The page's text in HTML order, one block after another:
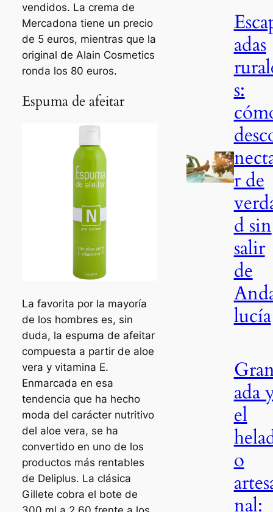
vendidos. La crema de
Mercadona tiene un precio
de 5 euros, mientras que la
original de Alain Cosmetics
ronda los 80 euros.
Espuma de afeitar
La favorita por la mayoría
de los hombres es, sin
duda, la espuma de afeitar
compuesta a partir de aloe
vera y vitamina E.
Enmarcada en esa
tendencia que ha hecho
moda del carácter nutritivo
del aloe vera, se ha
convertido en uno de los
productos más rentables
de Deliplus. La clásica
Gillete cobra el bote de
adas
s:
r de
d sin
salir
de
lucía
ada
el
o
nal: